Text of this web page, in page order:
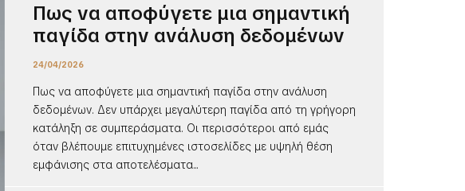
Πως να αποφύγετε μια σημαντική
παγίδα στην ανάλυση δεδομένων
24/04/2026
Πως να αποφύγετε μια σημαντική παγίδα στην ανάλυση
δεδομένων. Δεν υπάρχει μεγαλύτερη παγίδα από τη γρήγορη
κατάληξη σε συμπεράσματα. Οι περισσότεροι από εμάς
όταν βλέπουμε επιτυχημένες ιστοσελίδες με υψηλή θέση
εμφάνισης στα αποτελέσματα...